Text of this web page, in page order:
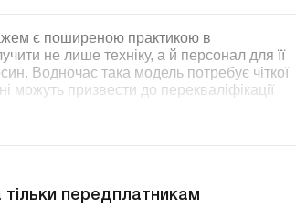
є поширеною практикою в
не лише техніку, а й персонал для її
Водночас така модель потребує чіткої
можуть призвести до перекваліфікації
тільки передплатникам